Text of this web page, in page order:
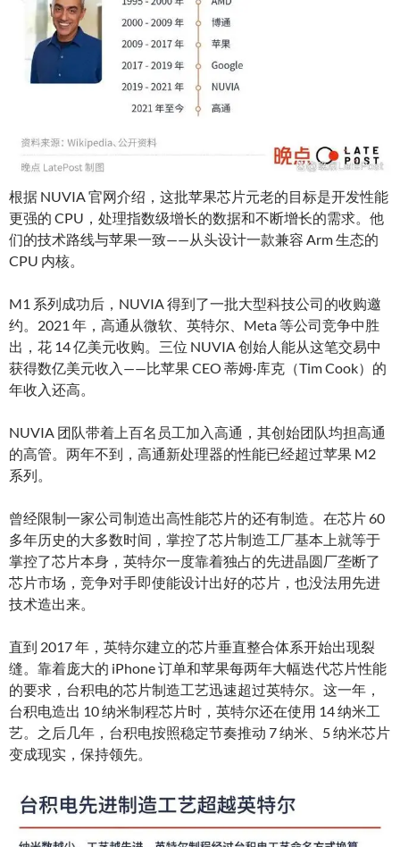
根据 NUVIA 官网介绍，这批苹果芯片元老的目标是开发性能
更强的 CPU，处理指数级增长的数据和不断增长的需求。他
们的技术路线与苹果一致——从头设计一款兼容 Arm 生态的
CPU 内核。
M1 系列成功后，NUVIA 得到了一批大型科技公司的收购邀
约。2021 年，高通从微软、英特尔、Meta 等公司竞争中胜
出，花 14 亿美元收购。三位 NUVIA 创始人能从这笔交易中
获得数亿美元收入——比苹果 CEO 蒂姆·库克（Tim Cook）的
年收入还高。
NUVIA 团队带着上百名员工加入高通，其创始团队均担高通
的高管。两年不到，高通新处理器的性能已经超过苹果 M2
系列。
曾经限制一家公司制造出高性能芯片的还有制造。在芯片 60
多年历史的大多数时间，掌控了芯片制造工厂基本上就等于
掌控了芯片本身，英特尔一度靠着独占的先进晶圆厂垄断了
芯片市场，竞争对手即使能设计出好的芯片，也没法用先进
技术造出来。
直到 2017 年，英特尔建立的芯片垂直整合体系开始出现裂
缝。靠着庞大的 iPhone 订单和苹果每两年大幅迭代芯片性能
的要求，台积电的芯片制造工艺迅速超过英特尔。这一年，
台积电造出 10 纳米制程芯片时，英特尔还在使用 14 纳米工
艺。之后几年，台积电按照稳定节奏推动 7 纳米、5 纳米芯片
变成现实，保持领先。